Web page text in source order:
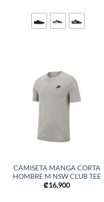
CAMISETA MANGA CORTA
HOMBRE M NSW CLUB TEE
₡16,900